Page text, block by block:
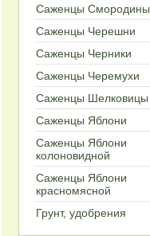
Cаженцы Смородины
Cаженцы Черешни
Cаженцы Черники
Саженцы Черемухи
Саженцы Шелковицы
Cаженцы Яблони
Саженцы Яблони
колоновидной
Саженцы Яблони
красномясной
Грунт, удобрения